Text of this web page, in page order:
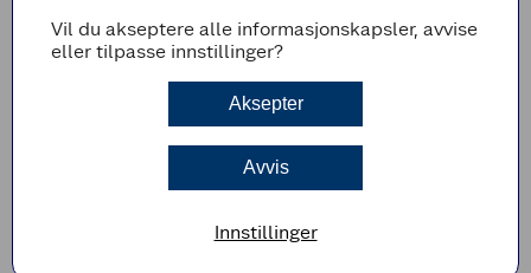
SUNN MIDDAG FRUKT OG GRØNT
Vil du akseptere alle informasjonskapsler, avvise
eller tilpasse innstillinger?
Aksepter
Avvis
Innstillinger